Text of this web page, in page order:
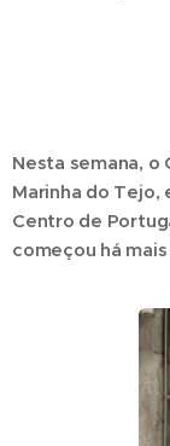
Nesta semana, o
Marinha do
Centro de
começou há